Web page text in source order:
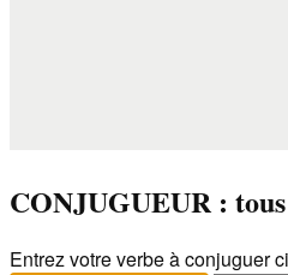
CONJUGUEUR :
Entrez votre verbe à conjuguer